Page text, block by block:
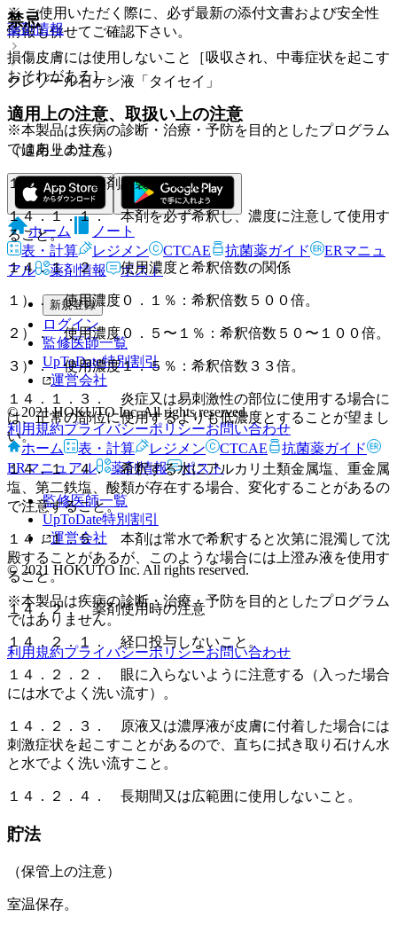
薬剤情報
クレゾール石ケン液「タイセイ」
禁忌
損傷皮膚には使用しないこと［吸収され、中毒症状を起こす
おそれがある］。
適用上の注意、取扱い上の注意
（適用上の注意）
１４．１． 薬剤調製時の注意
１４．１．１． 本剤を必ず希釈し、濃度に注意して使用す
ること。
１４．１．２． 使用濃度と希釈倍数の関係
１）． 使用濃度０．１％：希釈倍数５００倍。
２）． 使用濃度０．５〜１％：希釈倍数５０〜１００倍。
３）． 使用濃度１．５％：希釈倍数３３倍。
１４．１．３． 炎症又は易刺激性の部位に使用する場合に
は、正常の部位に使用するよりも低濃度とすることが望まし
い。
１４．１．４． 希釈する水にアルカリ土類金属塩、重金属
塩、第二鉄塩、酸類が存在する場合、変化することがあるの
で注意すること。
１４．１．５． 本剤は常水で希釈すると次第に混濁して沈
殿することがあるが、このような場合には上澄み液を使用す
ること。
１４．２． 薬剤使用時の注意
１４．２．１． 経口投与しないこと。
１４．２．２． 眼に入らないように注意する（入った場合
には水でよく洗い流す）。
１４．２．３． 原液又は濃厚液が皮膚に付着した場合には
刺激症状を起こすことがあるので、直ちに拭き取り石けん水
と水でよく洗い流すこと。
１４．２．４． 長期間又は広範囲に使用しないこと。
貯法
（保管上の注意）
室温保存。
※ ご使用いただく際に、必ず最新の添付文書および安全性
情報も併せてご確認下さい。
※本製品は疾病の診断・治療・予防を目的としたプログラム
ではありません。
ホーム
ノート
表・計算
レジメン CTCAE 抗菌薬ガイド
ERマニュ
アル
薬剤情報 ポスト
新規登録
ログイン
監修医師一覧
UpToDate特別割引
運営会社
© 2021 HOKUTO Inc. All rights reserved.
利用規約プライバシーポリシーお問い合わせ
ホーム
表・計算 レジメン CTCAE
抗菌薬ガイド
ERマニュアル
薬剤情報 ポスト
監修医師一覧
UpToDate特別割引
運営会社
© 2021 HOKUTO Inc. All rights reserved.
※本製品は疾病の診断・治療・予防を目的としたプログラム
ではありません。
利用規約プライバシーポリシーお問い合わせ